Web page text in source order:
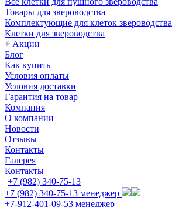
Товары для звероводства
Комплектующие для клеток звероводства
Клетки для звероводства
Акции
Блог
Как купить
Условия оплаты
Условия доставки
Гарантия на товар
Компания
О компании
Новости
Отзывы
Контакты
Галерея
Контакты
+7 (982) 340-75-13
+7 (982) 340-75-13 менеджер
+7-912-401-09-53 менеджер